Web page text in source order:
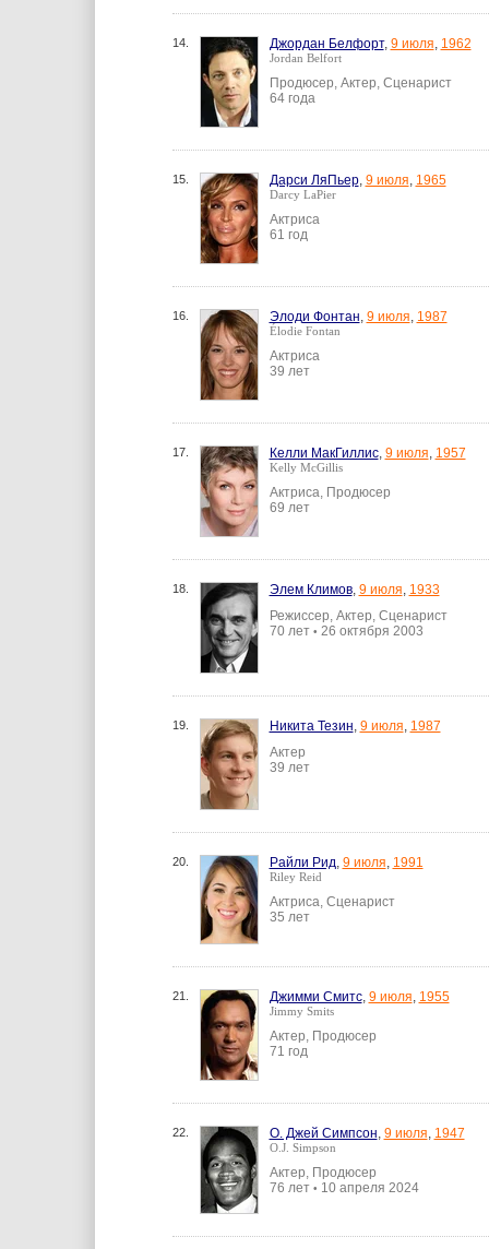
14. Джордан Белфорт, 9 июля, 1962
Jordan Belfort
Продюсер, Актер, Сценарист
64 года
15. Дарси ЛяПьер, 9 июля, 1965
Darcy LaPier
Актриса
61 год
16. Элоди Фонтан, 9 июля, 1987
Élodie Fontan
Актриса
39 лет
17. Келли МакГиллис, 9 июля, 1957
Kelly McGillis
Актриса, Продюсер
69 лет
18. Элем Климов, 9 июля, 1933
Режиссер, Актер, Сценарист
70 лет • 26 октября 2003
19. Никита Тезин, 9 июля, 1987
Актер
39 лет
20. Райли Рид, 9 июля, 1991
Riley Reid
Актриса, Сценарист
35 лет
21. Джимми Смитс, 9 июля, 1955
Jimmy Smits
Актер, Продюсер
71 год
22. О. Джей Симпсон, 9 июля, 1947
O.J. Simpson
Актер, Продюсер
76 лет • 10 апреля 2024